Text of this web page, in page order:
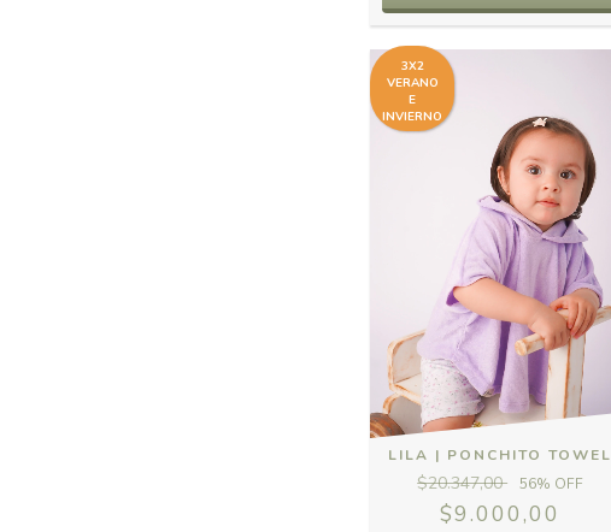
3X2
VERANO
E
INVIERNO
LILA | PONCHITO TOWEL
$20.347,00 56% OFF
$9.000,00